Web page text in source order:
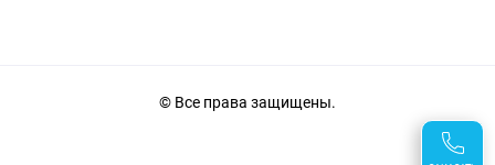
© Все права защищены.